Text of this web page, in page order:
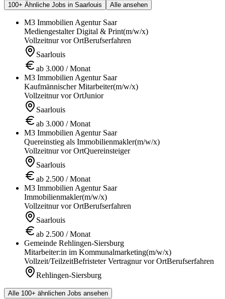
100+ Ähnliche Jobs in Saarlouis Alle ansehen
M3 Immobilien Agentur Saar
Mediengestalter Digital & Print(m/w/x)
Vollzeitnur vor OrtBerufserfahren
Saarlouis
ab 3.000 / Monat
M3 Immobilien Agentur Saar
Kaufmännischer Mitarbeiter(m/w/x)
Vollzeitnur vor OrtJunior
Saarlouis
ab 3.000 / Monat
M3 Immobilien Agentur Saar
Quereinstieg als Immobilienmakler(m/w/x)
Vollzeitnur vor OrtQuereinsteiger
Saarlouis
ab 2.500 / Monat
M3 Immobilien Agentur Saar
Immobilienmakler(m/w/x)
Vollzeitnur vor OrtBerufserfahren
Saarlouis
ab 2.500 / Monat
Gemeinde Rehlingen-Siersburg
Mitarbeiter:in im Kommunalmarketing(m/w/x)
Vollzeit/TeilzeitBefristeter Vertragnur vor OrtBerufserfahren
Rehlingen-Siersburg
Alle 100+ ähnlichen Jobs ansehen